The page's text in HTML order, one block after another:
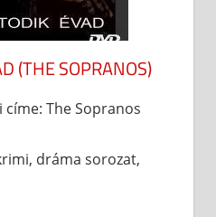
(THE SOPRANOS)
The Sopranos
dráma sorozat,